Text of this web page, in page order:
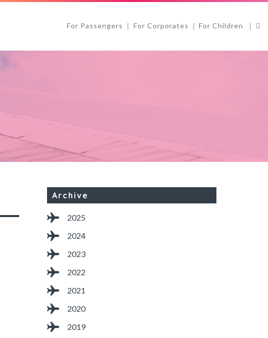
For Passengers For Corporates For Children
Archive
2025
2024
2023
2022
2021
2020
2019